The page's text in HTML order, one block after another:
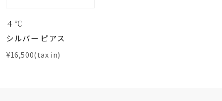
４℃
シルバー ピアス
¥16,500(tax in)